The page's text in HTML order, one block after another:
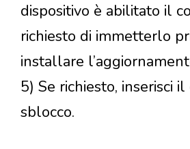
dispositivo è abilitato il
richiesto di immetterlo
installare
5) Se richiesto, inserisci il
sblocco.